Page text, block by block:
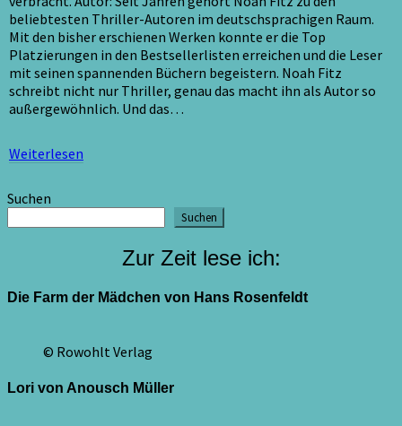
beliebtesten Thriller-Autoren im deutschsprachigen Raum.
Mit den bisher erschienen Werken konnte er die Top
Platzierungen in den Bestsellerlisten erreichen und die Leser
mit seinen spannenden Büchern begeistern. Noah Fitz
schreibt nicht nur Thriller, genau das macht ihn als Autor so
außergewöhnlich. Und das…
Weiterlesen
Suchen
Suchen
Zur Zeit lese ich:
Die Farm der Mädchen von Hans Rosenfeldt
© Rowohlt Verlag
Lori von Anousch Müller